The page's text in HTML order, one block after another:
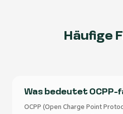
Häufige
Was bedeutet OCPP-
OCPP (Open Charge Point